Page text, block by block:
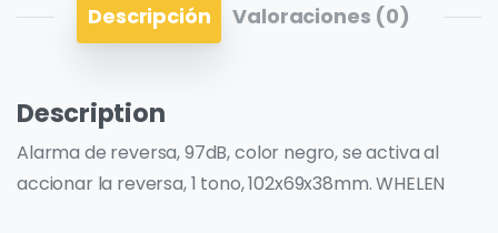
Descripción Valoraciones (0)
Description
Alarma de reversa, 97dB, color negro, se activa al
accionar la reversa, 1 tono, 102x69x38mm. WHELEN